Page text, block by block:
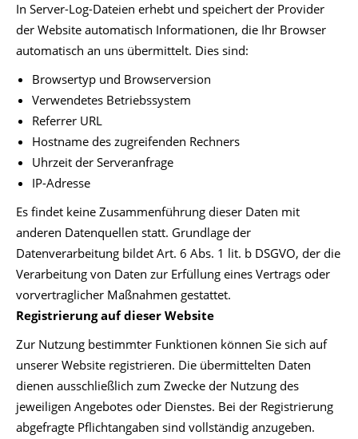
In Server-Log-Dateien erhebt und speichert der Provider
der Website automatisch Informationen, die Ihr Browser
automatisch an uns übermittelt. Dies sind:
Browsertyp und Browserversion
Verwendetes Betriebssystem
Referrer URL
Hostname des zugreifenden Rechners
Uhrzeit der Serveranfrage
IP-Adresse
Es findet keine Zusammenführung dieser Daten mit
anderen Datenquellen statt. Grundlage der
Datenverarbeitung bildet Art. 6 Abs. 1 lit. b DSGVO, der die
Verarbeitung von Daten zur Erfüllung eines Vertrags oder
vorvertraglicher Maßnahmen gestattet.
Registrierung auf dieser Website
Zur Nutzung bestimmter Funktionen können Sie sich auf
unserer Website registrieren. Die übermittelten Daten
dienen ausschließlich zum Zwecke der Nutzung des
jeweiligen Angebotes oder Dienstes. Bei der Registrierung
abgefragte Pflichtangaben sind vollständig anzugeben.